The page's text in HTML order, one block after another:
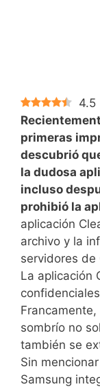
4.5
primeras
descubrió
la dudosa
incluso
prohibió la
aplicación
archivo y la
servidores de
La aplicación
sombrío no
también se
Sin
Samsung